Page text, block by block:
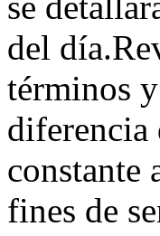
del
términos
diferencia
constante
fines de